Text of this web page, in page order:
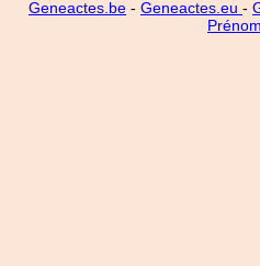
Geneactes.be - Geneactes.eu -